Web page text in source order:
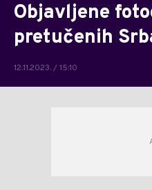
Objavljene
pretučenih
12.11.2023. / 15:10